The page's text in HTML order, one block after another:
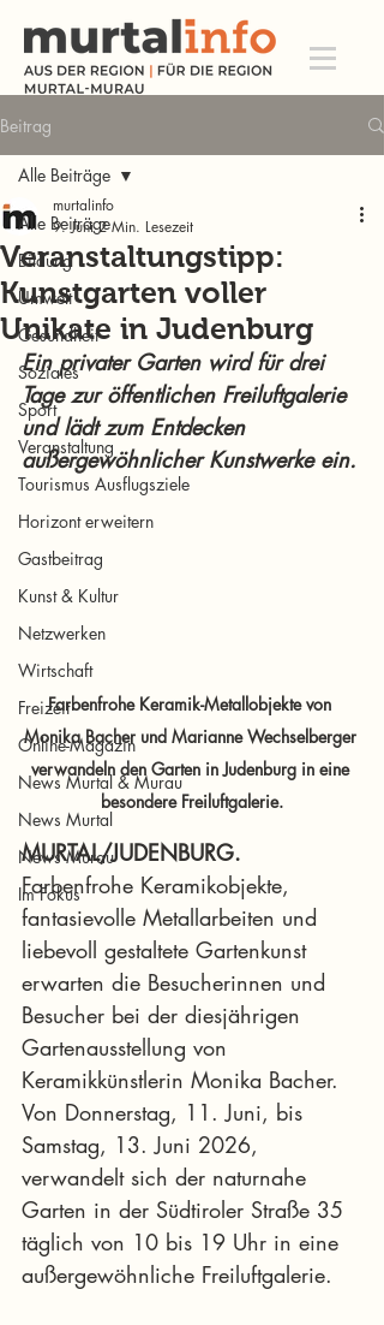
Beitrag
Alle Beiträge
Bildung
Umwelt
Gesundheit
Soziales
Sport
Veranstaltung
Tourismus Ausflugsziele
Horizont erweitern
Gastbeitrag
Kunst & Kultur
Netzwerken
Wirtschaft
Freizeit
Online-Magazin
News Murtal & Murau
News Murtal
News Murau
Im Fokus
Alle Beiträge
Veranstaltungstipp:
Kunstgarten voller
Unikate in Judenburg
murtalinfo
9. Juni 2 Min. Lesezeit
Ein privater Garten wird für drei
Tage zur öffentlichen Freiluftgalerie
und lädt zum Entdecken
außergewöhnlicher Kunstwerke ein.
Farbenfrohe Keramik-Metallobjekte von
Monika Bacher und Marianne Wechselberger
verwandeln den Garten in Judenburg in eine
besondere Freiluftgalerie.
MURTAL/JUDENBURG.
Farbenfrohe Keramikobjekte,
fantasievolle Metallarbeiten und
liebevoll gestaltete Gartenkunst
erwarten die Besucherinnen und
Besucher bei der diesjährigen
Gartenausstellung von
Keramikkünstlerin Monika Bacher.
Von Donnerstag, 11. Juni, bis
Samstag, 13. Juni 2026,
verwandelt sich der naturnahe
Garten in der Südtiroler Straße 35
täglich von 10 bis 19 Uhr in eine
außergewöhnliche Freiluftgalerie.